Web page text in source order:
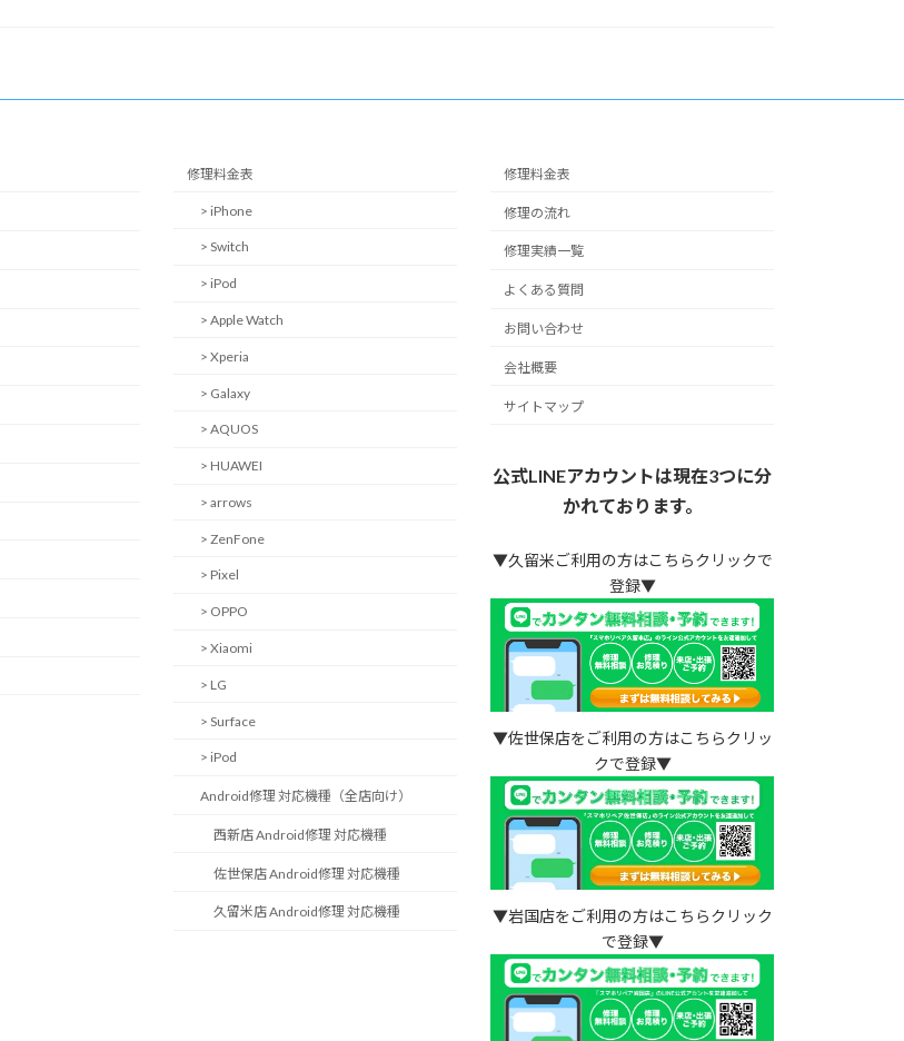
修理料金表
> iPhone
> Switch
> iPod
> Apple Watch
> Xperia
> Galaxy
> AQUOS
> HUAWEI
> arrows
> ZenFone
> Pixel
> OPPO
> Xiaomi
> LG
> Surface
> iPod
Android修理 対応機種（全店向け）
西新店 Android修理 対応機種
佐世保店 Android修理 対応機種
久留米店 Android修理 対応機種
修理料金表
修理の流れ
修理実績一覧
よくある質問
お問い合わせ
会社概要
サイトマップ
公式LINEアカウントは現在3つに分
かれております。
▼久留米ご利用の方はこちらクリックで
登録▼
▼佐世保店をご利用の方はこちらクリッ
クで登録▼
▼岩国店をご利用の方はこちらクリック
で登録▼